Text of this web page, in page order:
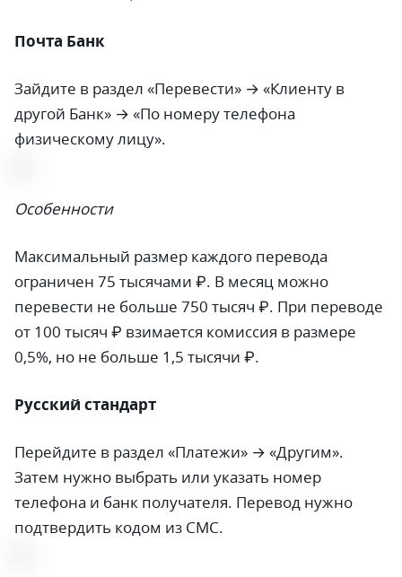
Почта Банк
Зайдите в раздел «Перевести» → «Клиенту в
другой Банк» → «По номеру телефона
физическому лицу».
Особенности
Максимальный размер каждого перевода
ограничен 75 тысячами ₽. В месяц можно
перевести не больше 750 тысяч ₽. При переводе
от 100 тысяч ₽ взимается комиссия в размере
0,5%, но не больше 1,5 тысячи ₽.
Русский стандарт
Перейдите в раздел «Платежи» → «Другим».
Затем нужно выбрать или указать номер
телефона и банк получателя. Перевод нужно
подтвердить кодом из СМС.